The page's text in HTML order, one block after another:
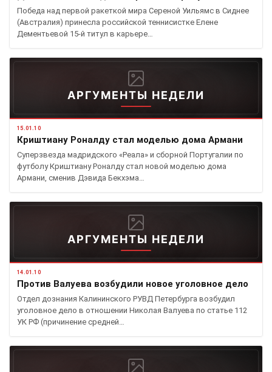
Победа над первой ракеткой мира Сереной Уильямс в Сиднее
(Австралия) принесла российской теннисистке Елене
Дементьевой 15-й титул в карьере…
АРГУМЕНТЫ НЕДЕЛИ
15.01.10
Криштиану Роналду стал моделью дома Армани
Суперзвезда мадридского «Реала» и сборной Португалии по
футболу Криштиану Роналду стал новой моделью дома
Армани, сменив Дэвида Бекхэма…
АРГУМЕНТЫ НЕДЕЛИ
14.01.10
Против Валуева возбудили новое уголовное дело
Отдел дознания Калининского РУВД Петербурга возбудил
уголовное дело в отношении Николая Валуева по статье 112
УК РФ (причинение средней…